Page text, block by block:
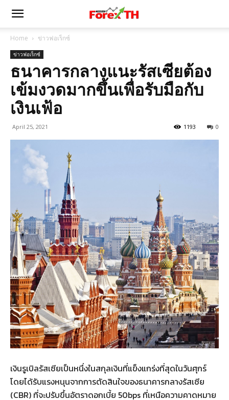
Home ข่าวฟอเร็กซ์
ข่าวฟอเร็กซ์
ธนาคารกลางแนะรัสเซียต้อง
เข้มงวดมากขึ้นเพื่อรับมือกับ
เงินเฟ้อ
April 25, 2021 0
1193
เงินรูเบิลรัสเซียเป็นหนึ่งในสกุลเงินที่แข็งแกร่งที่สุดในวันศุกร์
โดยได้รับแรงหนุนจากการตัดสินใจของธนาคารกลางรัสเซีย
(CBR) ที่จะปรับขึ้นอัตราดอกเบี้ย 50bps ที่เหนือความคาดหมาย